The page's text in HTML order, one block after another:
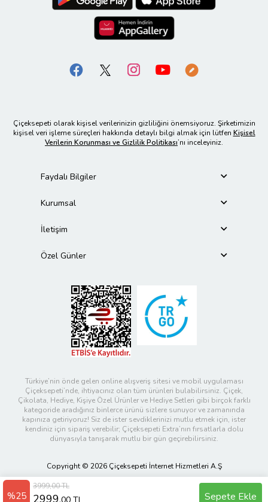
%25
3999,00 TL
2999 Sepete Ekle
Çiçeksepeti olarak kişisel verilerinizin gizliliğini önemsiyoruz. Şirketimizin
kişisel veri işleme süreçleri hakkında detaylı bilgi almak için lütfen Kişisel
Verilerin Korunması ve Gizlilik Politikası’nı inceleyiniz.
Faydalı Bilgiler
Kurumsal
İletişim
Özel Günler
Türkiye’nin önde gelen online alışveriş sitesi ve mobil uygulaması
Çiçeksepeti’nde, ihtiyacınız olan tüm ürünleri bulabilirsiniz. Çiçek,
Çikolata, Hediye, Kişiye Özel Ürünler ve Hediye Setleri gibi birçok farklı
kategoride aradığınız binlerce ürünü sizlere sunuyor ve zamanında
kapınıza getiriyoruz! Siz de ister sevdiklerinizi mutlu etmek için, ister
kendiniz için sipariş verebilir; Çiçeksepeti Extra’nın fırsatlarla dolu
dünyasıyla tanışarak mutlu bir gün geçirebilirsiniz.
Copyright © 2026 Çiçeksepeti İnternet Hizmetleri A.Ş